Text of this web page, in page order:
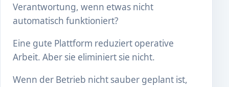
Verantwortung, wenn etwas nicht
automatisch funktioniert?
Eine gute Plattform reduziert operative
Arbeit. Aber sie eliminiert sie nicht.
Wenn der Betrieb nicht sauber geplant ist,